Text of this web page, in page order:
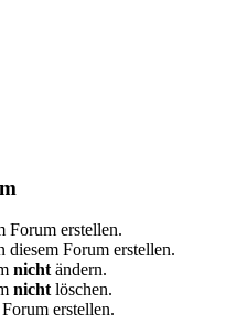
Forum erstellen.
Forum erstellen.
nicht ändern.
nicht löschen.
erstellen.